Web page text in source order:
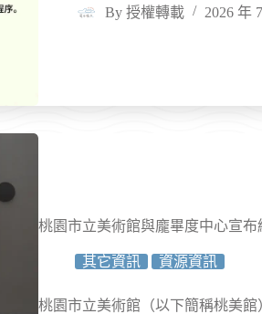
By 授權轉載 2026 年
桃園市立美術館與龐畢度中心宣
其它資訊 資源資訊
桃園市立美術館（以下簡稱桃美